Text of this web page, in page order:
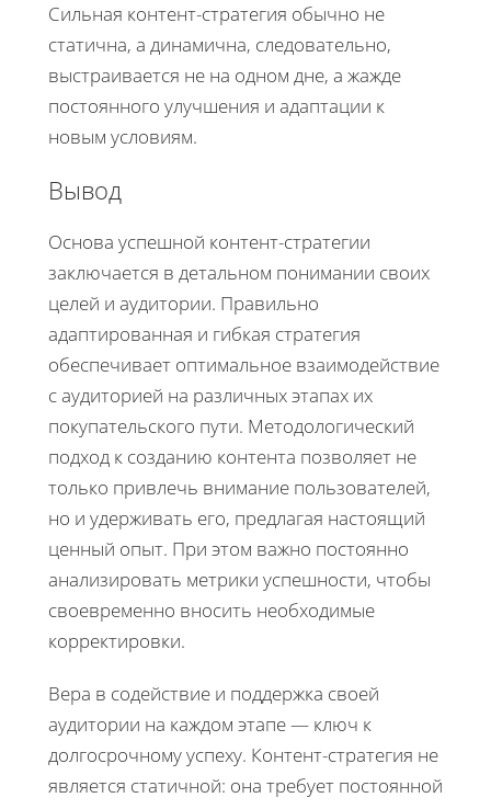
Сильная контент-стратегия обычно не
статична, а динамична, следовательно,
выстраивается не на одном дне, а жажде
постоянного улучшения и адаптации к
новым условиям.
Вывод
Основа успешной контент-стратегии
заключается в детальном понимании своих
целей и аудитории. Правильно
адаптированная и гибкая стратегия
обеспечивает оптимальное взаимодействие
с аудиторией на различных этапах их
покупательского пути. Методологический
подход к созданию контента позволяет не
только привлечь внимание пользователей,
но и удерживать его, предлагая настоящий
ценный опыт. При этом важно постоянно
анализировать метрики успешности, чтобы
своевременно вносить необходимые
корректировки.
Вера в содействие и поддержка своей
аудитории на каждом этапе — ключ к
долгосрочному успеху. Контент-стратегия не
является статичной: она требует постоянной